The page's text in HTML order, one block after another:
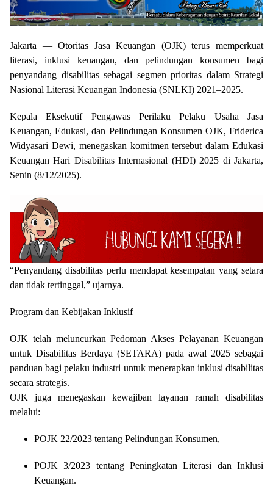
Jakarta — Otoritas Jasa Keuangan (OJK) terus memperkuat
literasi, inklusi keuangan, dan pelindungan konsumen bagi
penyandang disabilitas sebagai segmen prioritas dalam Strategi
Nasional Literasi Keuangan Indonesia (SNLKI) 2021–2025.
Kepala Eksekutif Pengawas Perilaku Pelaku Usaha Jasa
Keuangan, Edukasi, dan Pelindungan Konsumen OJK, Friderica
Widyasari Dewi, menegaskan komitmen tersebut dalam Edukasi
Keuangan Hari Disabilitas Internasional (HDI) 2025 di Jakarta,
Senin (8/12/2025).
“Penyandang disabilitas perlu mendapat kesempatan yang setara
dan tidak tertinggal,” ujarnya.
Program dan Kebijakan Inklusif
OJK telah meluncurkan Pedoman Akses Pelayanan Keuangan
untuk Disabilitas Berdaya (SETARA) pada awal 2025 sebagai
panduan bagi pelaku industri untuk menerapkan inklusi disabilitas
secara strategis.
OJK juga menegaskan kewajiban layanan ramah disabilitas
melalui:
POJK 22/2023 tentang Pelindungan Konsumen,
POJK 3/2023 tentang Peningkatan Literasi dan Inklusi
Keuangan.